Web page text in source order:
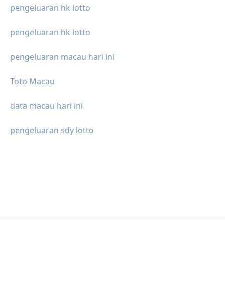
pengeluaran hk lotto
pengeluaran hk lotto
pengeluaran macau hari ini
Toto Macau
data macau hari ini
pengeluaran sdy lotto